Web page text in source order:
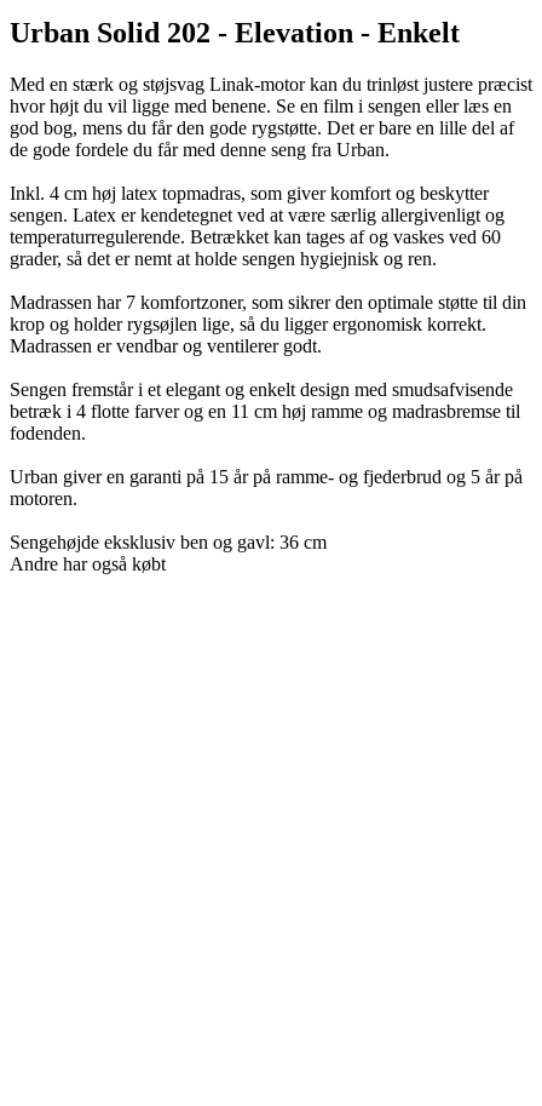
Urban Solid 202 - Elevation - Enkelt
Med en stærk og støjsvag Linak-motor kan du trinløst justere præcist
hvor højt du vil ligge med benene. Se en film i sengen eller læs en
god bog, mens du får den gode rygstøtte. Det er bare en lille del af
de gode fordele du får med denne seng fra Urban.
Inkl. 4 cm høj latex topmadras, som giver komfort og beskytter
sengen. Latex er kendetegnet ved at være særlig allergivenligt og
temperaturregulerende. Betrækket kan tages af og vaskes ved 60
grader, så det er nemt at holde sengen hygiejnisk og ren.
Madrassen har 7 komfortzoner, som sikrer den optimale støtte til din
krop og holder rygsøjlen lige, så du ligger ergonomisk korrekt.
Madrassen er vendbar og ventilerer godt.
Sengen fremstår i et elegant og enkelt design med smudsafvisende
betræk i 4 flotte farver og en 11 cm høj ramme og madrasbremse til
fodenden.
Urban giver en garanti på 15 år på ramme- og fjederbrud og 5 år på
motoren.
Sengehøjde eksklusiv ben og gavl: 36 cm
Andre har også købt